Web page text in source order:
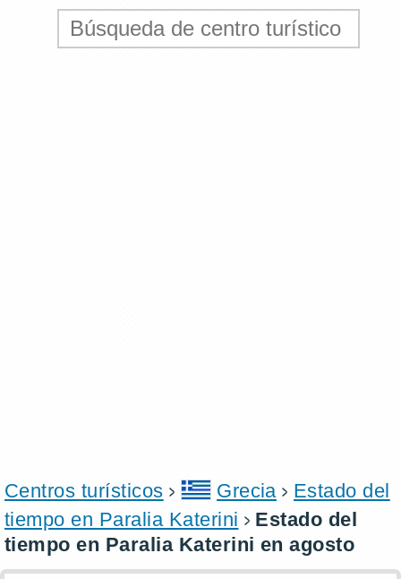
Centros turísticos Grecia
Estado del
tiempo en Paralia Katerini
Estado del
tiempo en Paralia Katerini en agosto